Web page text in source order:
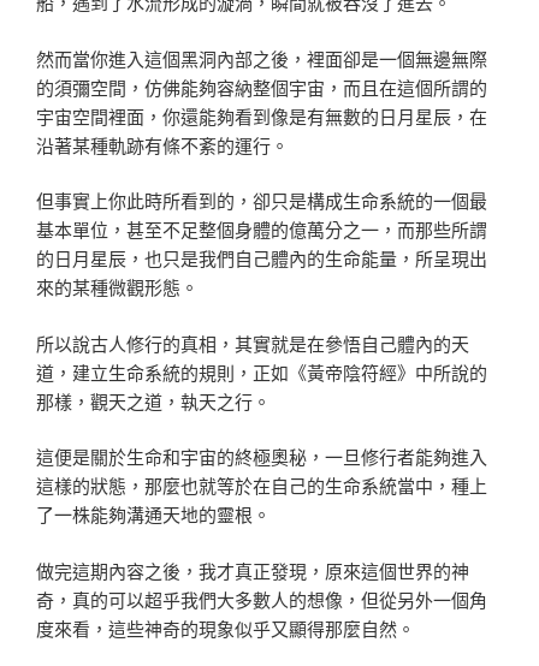
然而當你進入這個黑洞內部之後，裡面卻是一個無邊無際
的須彌空間，仿佛能夠容納整個宇宙，而且在這個所謂的
宇宙空間裡面，你還能夠看到像是有無數的日月星辰，在
沿著某種軌跡有條不紊的運行。
但事實上你此時所看到的，卻只是構成生命系統的一個最
基本單位，甚至不足整個身體的億萬分之一，而那些所謂
的日月星辰，也只是我們自己體內的生命能量，所呈現出
來的某種微觀形態。
所以說古人修行的真相，其實就是在參悟自己體內的天
道，建立生命系統的規則，正如《黃帝陰符經》中所說的
那樣，觀天之道，執天之行。
這便是關於生命和宇宙的終極奧秘，一旦修行者能夠進入
這樣的狀態，那麼也就等於在自己的生命系統當中，種上
了一株能夠溝通天地的靈根。
做完這期內容之後，我才真正發現，原來這個世界的神
奇，真的可以超乎我們大多數人的想像，但從另外一個角
度來看，這些神奇的現象似乎又顯得那麼自然。